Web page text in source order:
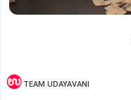
TEAM UDAYAVANI